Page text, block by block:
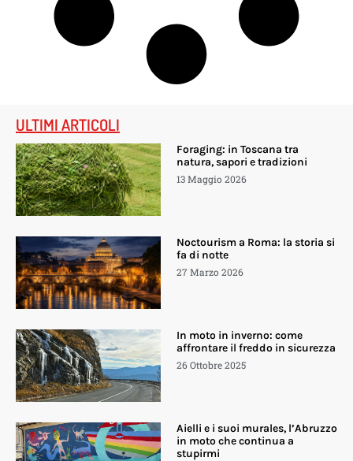
ULTIMI ARTICOLI
Foraging: in Toscana tra
natura, sapori e tradizioni
13 Maggio 2026
Noctourism a Roma: la storia si
fa di notte
27 Marzo 2026
In moto in inverno: come
affrontare il freddo in sicurezza
26 Ottobre 2025
Aielli e i suoi murales, l’Abruzzo
in moto che continua a
stupirmi